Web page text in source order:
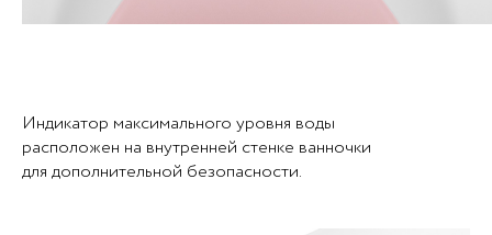
Индикатор максимального уровня воды
расположен на внутренней стенке ванночки
для дополнительной безопасности.